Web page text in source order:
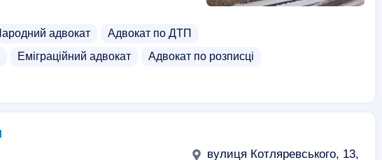
адвокат
Адвокат по ДТП
Еміграційний адвокат
Адвокат по розписці
вулиця Котляревського, 13,